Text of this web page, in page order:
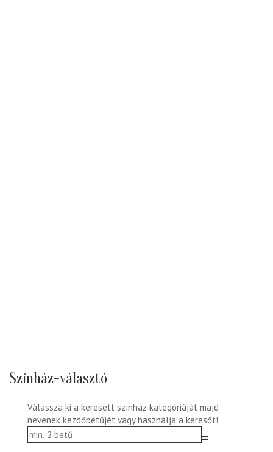
Színház-választó
Válassza ki a keresett színház kategóriáját majd
nevének kezdőbetűjét vagy használja a keresőt!